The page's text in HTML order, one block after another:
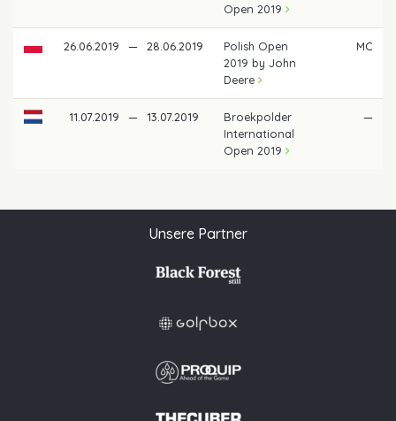
Open 2019
26.06.2019 — 28.06.2019
Polish Open
2019 by John
Deere
MC
11.07.2019 — 13.07.2019
Broekpolder
International
Open 2019
—
Unsere Partner